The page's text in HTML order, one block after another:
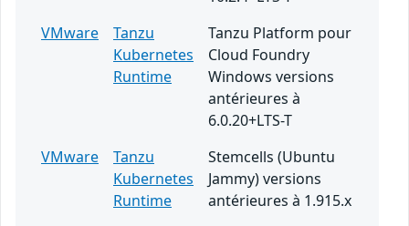
VMware
Tanzu
Kubernetes
Runtime
Tanzu Platform pour
Cloud Foundry
Windows versions
antérieures à
6.0.20+LTS-T
VMware
Tanzu
Kubernetes
Runtime
Stemcells (Ubuntu
Jammy) versions
antérieures à 1.915.x